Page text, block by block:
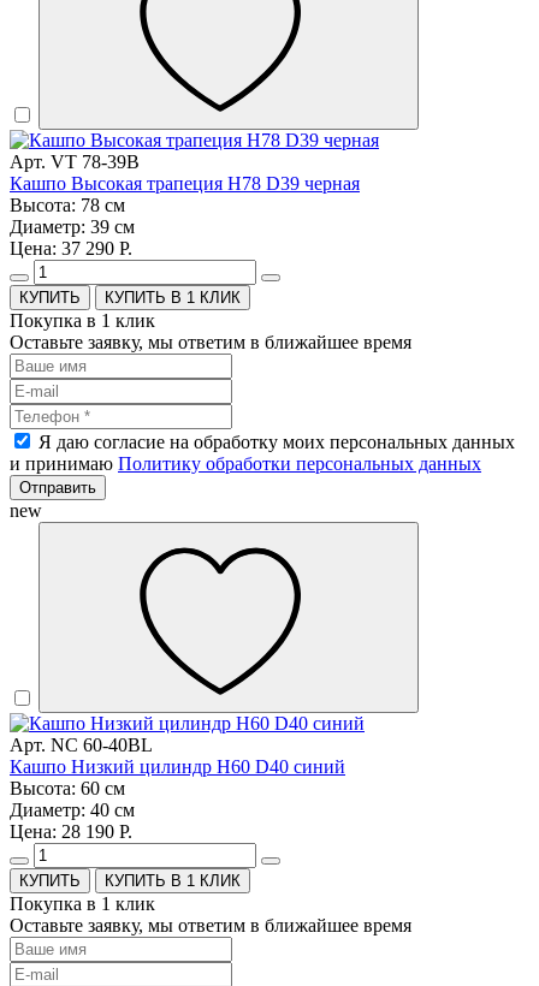
Арт. VT 78-39B
Кашпо Высокая трапеция H78 D39 черная
Высота: 78 см
Диаметр: 39 см
Цена: 37 290 Р.
КУПИТЬ В 1 КЛИК
Покупка в 1 клик
Оставьте заявку, мы ответим в ближайшее время
Я даю согласие на обработку моих персональных данных
и принимаю Политику обработки персональных данных
Отправить
new
Арт. NC 60-40BL
Кашпо Низкий цилиндр H60 D40 синий
Высота: 60 см
Диаметр: 40 см
Цена: 28 190 Р.
КУПИТЬ В 1 КЛИК
Покупка в 1 клик
Оставьте заявку, мы ответим в ближайшее время